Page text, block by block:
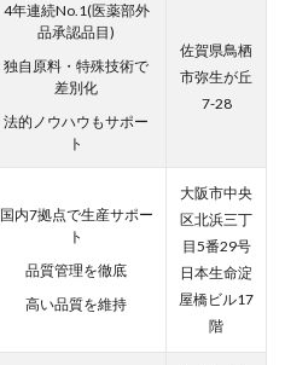
4年連続No.1(医薬部外
品承認品目)
独自原料・特殊技術で
差別化
法的ノウハウもサポー
ト
佐賀県鳥栖
市弥生が丘
7-28
国内7拠点で生産サポー
ト
品質管理を徹底
高い品質を維持
大阪市中央
区北浜三丁
目5番29号
日本生命淀
屋橋ビル17
階